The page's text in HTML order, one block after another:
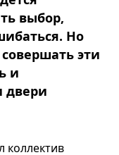
выбор,
Но
эти
и
двери
коллектив